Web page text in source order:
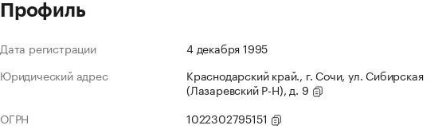
Профиль
Дата регистрации
4 декабря 1995
Юридический адрес
Краснодарский край., г. Сочи, ул. Сибирская
(Лазаревский Р-Н), д. 9
ОГРН
1022302795151